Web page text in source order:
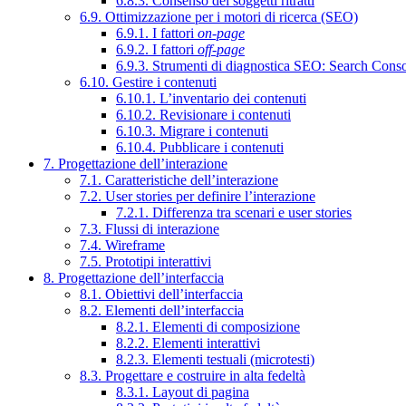
6.9. Ottimizzazione per i motori di ricerca (SEO)
6.9.1. I fattori on-page
6.9.2. I fattori off-page
6.9.3. Strumenti di diagnostica SEO: Search
6.10. Gestire i contenuti
6.10.1. L’inventario dei contenuti
6.10.2. Revisionare i contenuti
6.10.3. Migrare i contenuti
6.10.4. Pubblicare i contenuti
7. Progettazione dell’interazione
7.1. Caratteristiche dell’interazione
7.2. User stories per definire l’interazione
7.2.1. Differenza tra scenari e user stories
7.3. Flussi di interazione
7.4. Wireframe
7.5. Prototipi interattivi
8. Progettazione dell’interfaccia
8.1. Obiettivi dell’interfaccia
8.2. Elementi dell’interfaccia
8.2.1. Elementi di composizione
8.2.2. Elementi interattivi
8.2.3. Elementi testuali (microtesti)
8.3. Progettare e costruire in alta fedeltà
8.3.1. Layout di pagina